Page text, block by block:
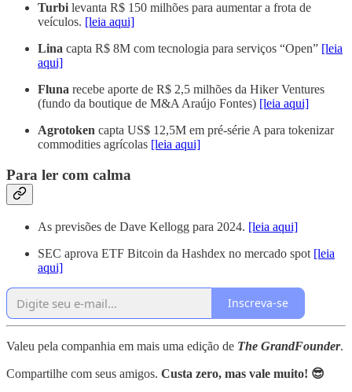
Turbi levanta R$ 150 milhões para aumentar a frota de
veículos. [leia aqui]
Lina capta R$ 8M com tecnologia para serviços “Open” [leia
aqui]
Fluna recebe aporte de R$ 2,5 milhões da Hiker Ventures
(fundo da boutique de M&A Araújo Fontes) [leia aqui]
Agrotoken capta US$ 12,5M em pré-série A para tokenizar
commodities agrícolas [leia aqui]
Para ler com calma
As previsões de Dave Kellogg para 2024. [leia aqui]
SEC aprova ETF Bitcoin da Hashdex no mercado spot [leia
aqui]
Inscreva-se
Valeu pela companhia em mais uma edição de The GrandFounder.
Compartilhe com seus amigos. Custa zero, mas vale muito! 😎